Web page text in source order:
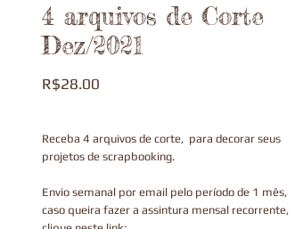
4 arquivos de Corte
Dez/2021
R$28.00
Receba 4 arquivos de corte, para decorar seus
projetos de scrapbooking.
Envio semanal por email pelo período de 1 mês,
caso queira fazer a assintura mensal recorrente,